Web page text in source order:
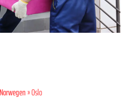
Norwegen» Oslo